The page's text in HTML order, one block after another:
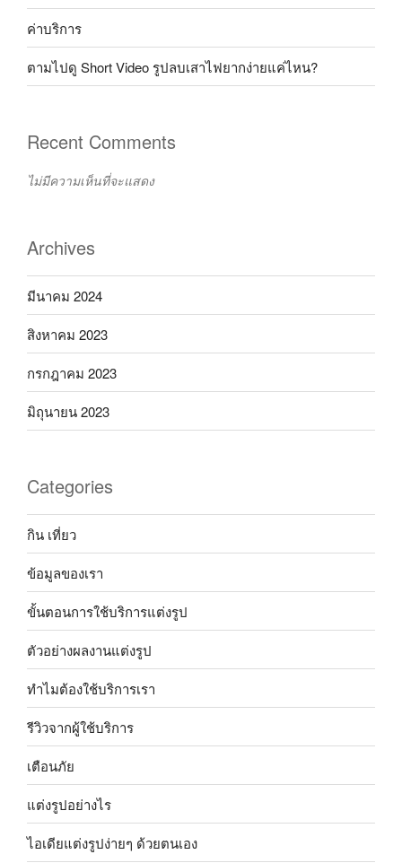
ค่าบริการ
ตามไปดู Short Video รูปลบเสาไฟยากง่ายแค่ไหน?
Recent Comments
ไม่มีความเห็นที่จะแสดง
Archives
มีนาคม 2024
สิงหาคม 2023
กรกฎาคม 2023
มิถุนายน 2023
Categories
กิน เที่ยว
ข้อมูลของเรา
ขั้นตอนการใช้บริการแต่งรูป
ตัวอย่างผลงานแต่งรูป
ทำไมต้องใช้บริการเรา
รีวิวจากผู้ใช้บริการ
เตือนภัย
แต่งรูปอย่างไร
ไอเดียแต่งรูปง่ายๆ ด้วยตนเอง